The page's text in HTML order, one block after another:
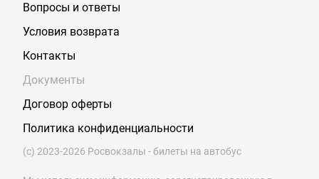
Вопросы и ответы
Условия возврата
Контакты
Документы
Договор оферты
Политика конфиденциальности
(с) 2023-2026 Росвокзалы - билеты на автобус